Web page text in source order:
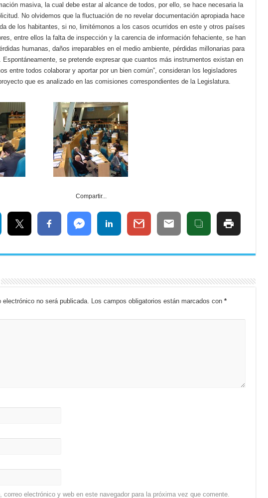
masiva, la cual debe estar al alcance de todos, por ello, se hace necesaria la
No olvidemos que la fluctuación de no revelar documentación apropiada hace
de los habitantes, si no, limitémonos a los casos ocurridos en este y otros países
entre ellos la falta de inspección y la carencia de información fehaciente, se han
humanas, daños irreparables en el medio ambiente, pérdidas millonarias para
se pretende expresar que cuantos más instrumentos existan en
entre todos colaborar y aportar por un bien común”, consideran los legisladores
que es analizado en las comisiones correspondientes de la Legislatura.
Compartir...
electrónico no será publicada. Los campos obligatorios están marcados con *
correo electrónico y web en este navegador para la próxima vez que comente.